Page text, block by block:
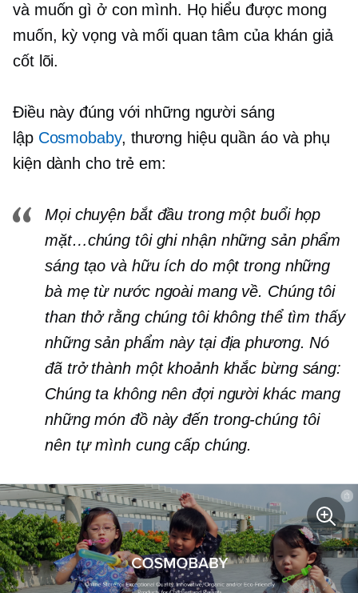
và muốn gì ở con mình. Họ hiểu được mong
muốn, kỳ vọng và mối quan tâm của khán giả
cốt lõi.
Điều này đúng với những người sáng
lập Cosmobaby, thương hiệu quần áo và phụ
kiện dành cho trẻ em:
Mọi chuyện bắt đầu trong một buổi họp
mặt…chúng tôi ghi nhận những sản phẩm
sáng tạo và hữu ích do một trong những
bà mẹ từ nước ngoài mang về. Chúng tôi
than thở rằng chúng tôi không thể tìm thấy
những sản phẩm này tại địa phương. Nó
đã trở thành một khoảnh khắc bừng sáng:
Chúng ta không nên đợi người khác mang
những món đồ này đến trong-chúng tôi
nên tự mình cung cấp chúng.